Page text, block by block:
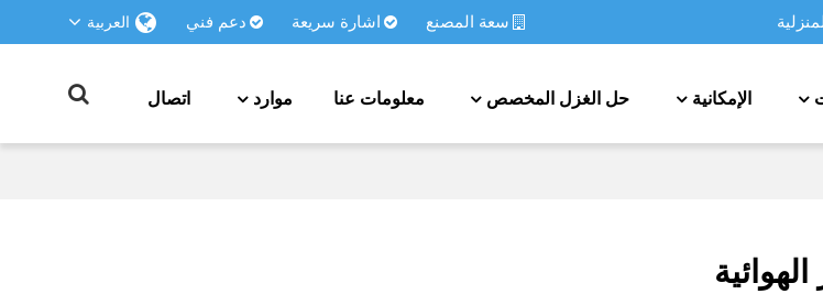
سعة المصنع اشارة سريعة دعم فني العربية
الإمكانية حل الغزل المخصص معلومات عنا موارد اتصال